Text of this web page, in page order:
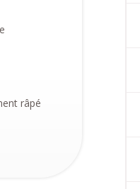
râpé